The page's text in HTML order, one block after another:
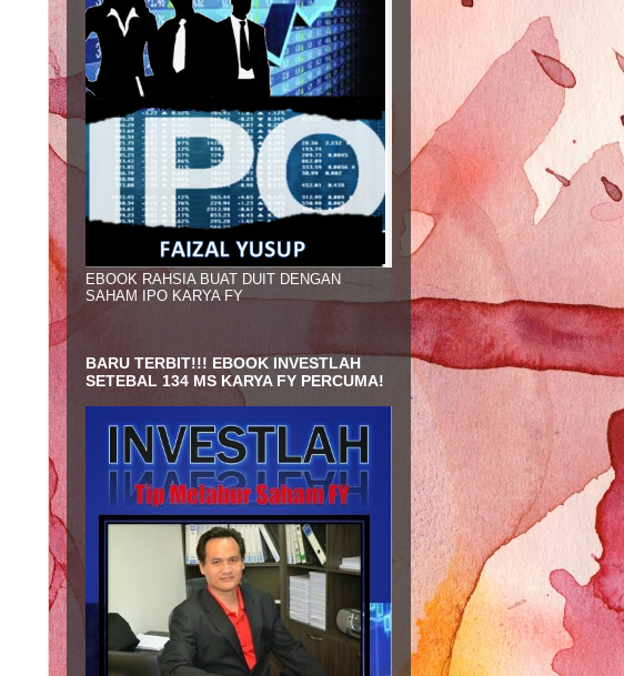
EBOOK RAHSIA BUAT DUIT DENGAN
SAHAM IPO KARYA FY
BARU TERBIT!!! EBOOK INVESTLAH
SETEBAL 134 MS KARYA FY PERCUMA!